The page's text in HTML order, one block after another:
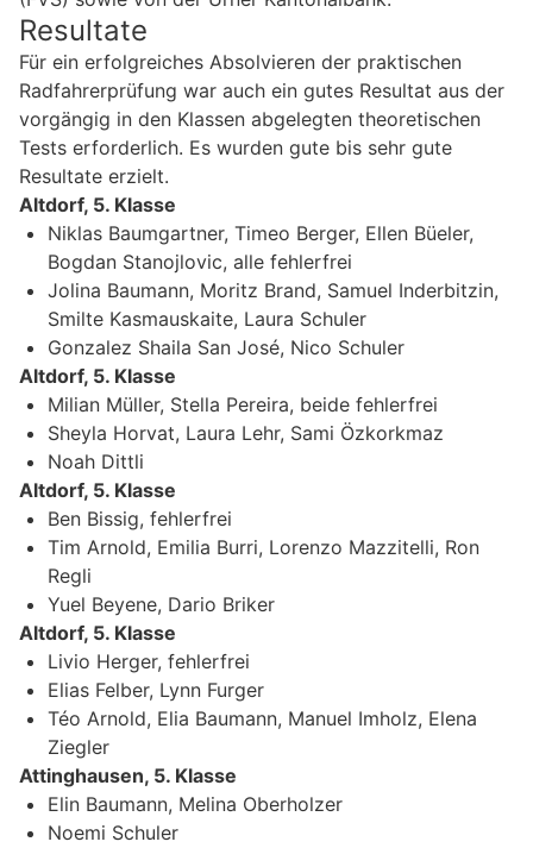
Resultate
Für ein erfolgreiches Absolvieren der praktischen
Radfahrerprüfung war auch ein gutes Resultat aus der
vorgängig in den Klassen abgelegten theoretischen
Tests erforderlich. Es wurden gute bis sehr gute
Resultate erzielt.
Altdorf, 5. Klasse
Niklas Baumgartner, Timeo Berger, Ellen Büeler,
Bogdan Stanojlovic, alle fehlerfrei
Jolina Baumann, Moritz Brand, Samuel Inderbitzin,
Smilte Kasmauskaite, Laura Schuler
Gonzalez Shaila San José, Nico Schuler
Altdorf, 5. Klasse
Milian Müller, Stella Pereira, beide fehlerfrei
Sheyla Horvat, Laura Lehr, Sami Özkorkmaz
Noah Dittli
Altdorf, 5. Klasse
Ben Bissig, fehlerfrei
Tim Arnold, Emilia Burri, Lorenzo Mazzitelli, Ron
Regli
Yuel Beyene, Dario Briker
Altdorf, 5. Klasse
Livio Herger, fehlerfrei
Elias Felber, Lynn Furger
Téo Arnold, Elia Baumann, Manuel Imholz, Elena
Ziegler
Attinghausen, 5. Klasse
Elin Baumann, Melina Oberholzer
Noemi Schuler